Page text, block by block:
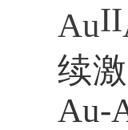
AuII
续
Au-